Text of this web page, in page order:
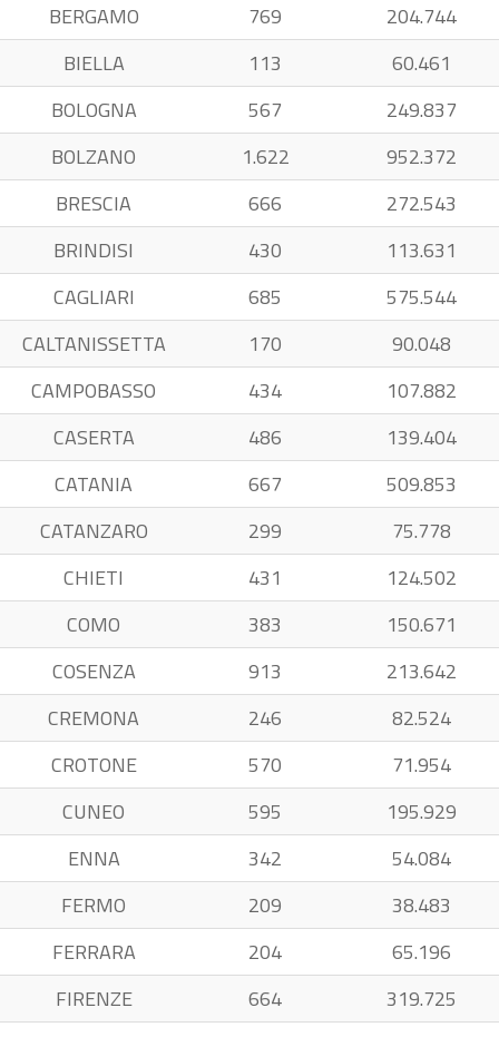
BERGAMO
769
204.744
BIELLA
113
60.461
BOLOGNA
567
249.837
BOLZANO
1.622
952.372
BRESCIA
666
272.543
BRINDISI
430
113.631
CAGLIARI
685
575.544
CALTANISSETTA
170
90.048
CAMPOBASSO
434
107.882
CASERTA
486
139.404
CATANIA
667
509.853
CATANZARO
299
75.778
CHIETI
431
124.502
COMO
383
150.671
COSENZA
913
213.642
CREMONA
246
82.524
CROTONE
570
71.954
CUNEO
595
195.929
ENNA
342
54.084
FERMO
209
38.483
FERRARA
204
65.196
FIRENZE
664
319.725